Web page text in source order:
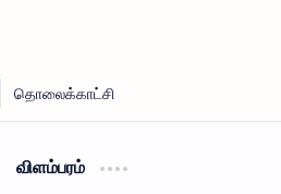
விளம்பரம்